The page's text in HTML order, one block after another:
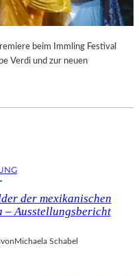
beim Immling Festival
Verdi und zur neuen
der mexikanischen
– Ausstellungsbericht
vonMichaela Schabel